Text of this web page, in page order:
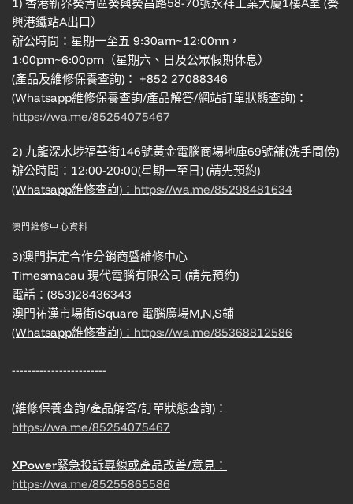
興港鐵站A出口）
辦公時間：星期一至五 9:30am~12:00nn，
1:00pm~6:00pm（星期六、日及公眾假期休息）
(產品及維修保養查詢)： +852 27088346
(Whatsapp維修保養查詢/產品解答/網站訂單狀態查詢)：
https://wa.me/85254075467
2) 九龍深水埗福華街146號黃金電腦商場地庫69號舖(洗手間傍)
辦公時間：12:00-20:00(星期一至日) (請先預約)
(Whatsapp維修查詢)： https://wa.me/85298481634
澳門維修中心資料
3)澳門指定合作分銷商暨維修中心
Timesmacau 現代電腦有限公司 (請先預約)
電話：(853)28436343
澳門祐漢市場街iSquare 電腦廣場M,N,S鋪
(Whatsapp維修查詢)： https://wa.me/85368812586
------------------------
(維修保養查詢/產品解答/訂單狀態查詢)：
https://wa.me/85254075467
XPower緊急投訴專線或產品改善/意見：
https://wa.me/85255865586